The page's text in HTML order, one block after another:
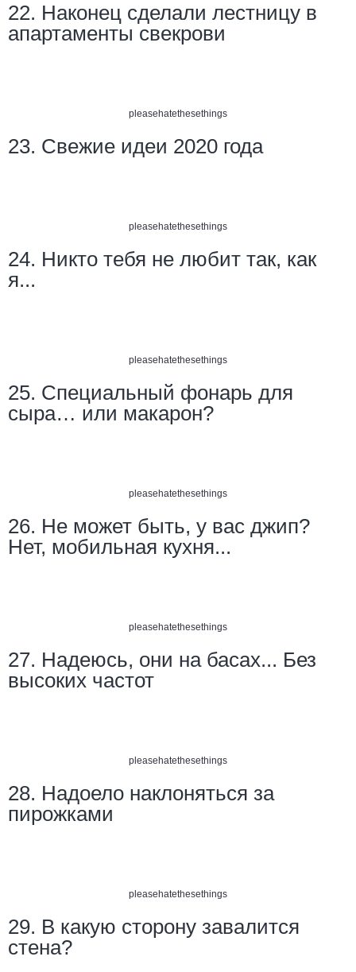
22. Наконец сделали лестницу в
апартаменты свекрови
pleasehatethesethings
23. Свежие идеи 2020 года
pleasehatethesethings
24. Никто тебя не любит так, как
я...
pleasehatethesethings
25. Специальный фонарь для
сыра… или макарон?
pleasehatethesethings
26. Не может быть, у вас джип?
Нет, мобильная кухня...
pleasehatethesethings
27. Надеюсь, они на басах... Без
высоких частот
pleasehatethesethings
28. Надоело наклоняться за
пирожками
pleasehatethesethings
29. В какую сторону завалится
стена?